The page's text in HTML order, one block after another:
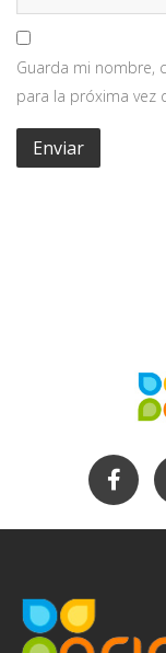
Guarda mi nombre,
para la próxima vez